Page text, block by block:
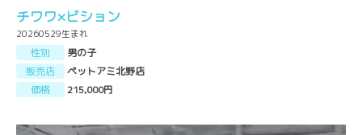
チワワ×ビション
20260529生まれ
性別
男の子
販売店
ペットアミ北野店
価格
215,000円